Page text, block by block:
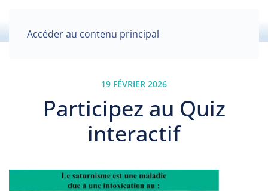
Accéder au contenu principal
19 FÉVRIER 2026
Participez au Quiz
interactif